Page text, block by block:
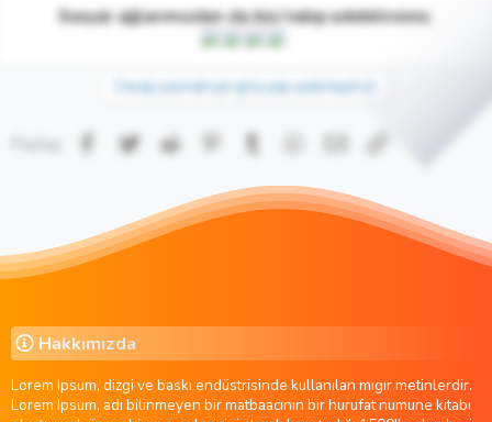
Sosyal ağlarımızdan da bizi takip edebilirsiniz.
Cevap yazmak için giriş yap yada kayıt ol.
Facebook
Twitter Pinterest WhatsAppE-posta
Hakkımızda
Lorem Ipsum, dizgi ve baskı endüstrisinde kullanılan mıgır metinlerdir.
Lorem Ipsum, adı bilinmeyen bir matbaacının bir hurufat numune kitabı